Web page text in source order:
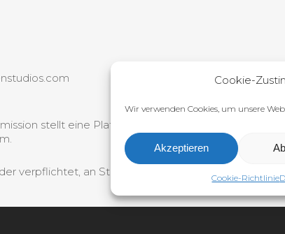
Cookie-
Wir verwenden Cookies, um unsere
Akzeptieren
Cookie-Richtlinie
stellt eine Plattform zur Online-Streitbeilegung
verpflichtet, an Streitbeilegungsverfahren vor